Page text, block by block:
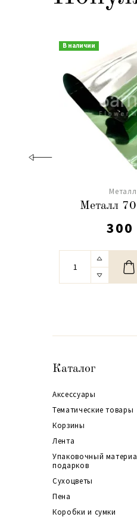
В наличии
Металл
Каталог
Аксессуары
Тематические товары
Корзины
Лента
Упаковочный
подарков
Сухоцветы
Пена
Коробки и сумки